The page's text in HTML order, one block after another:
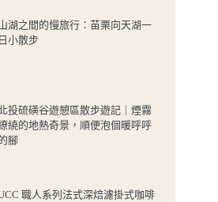
湖之間的慢旅行：苗栗向天湖一
日小散步
投硫磺谷遊憩區散步遊記｜煙霧
繞的地熱奇景，順便泡個暖呼呼
腳
職人系列法式深焙濾掛式咖啡